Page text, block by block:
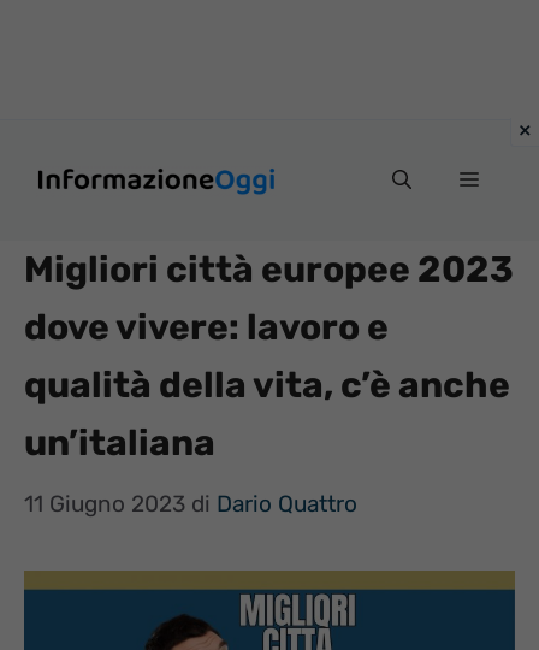
Menu
Migliori città europee 2023
dove vivere: lavoro e
qualità della vita, c’è anche
un’italiana
11 Giugno 2023 di Dario Quattro